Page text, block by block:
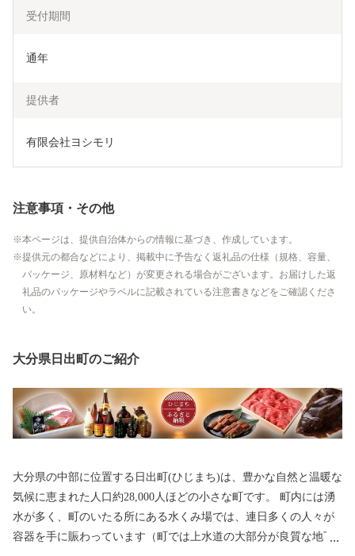
受付期間
通年
提供者
有限会社ヨシモリ
注意事項・その他
本ページは、提供自治体からの情報に基づき、作成しています。
提供元の都合などにより、掲載中に予告なく返礼品の仕様（規格、容量、
パッケージ、原材料など）が変更される場合がございます。お届けした返
礼品のパッケージやラベルに記載されている注意書きなどをご確認くださ
い。
大分県日出町のご紹介
大分県の中部に位置する日出町(ひじまち)は、豊かな自然と温暖な
気候に恵まれた人口約28,000人ほどの小さな町です。 町内には湧
水が多く、町のいたる所にある水くみ場では、連日多くの人々が
容器を手に賑わっています（町では上水道の大部分が良質な地下